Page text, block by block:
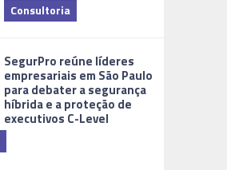
Consultoria
SegurPro reúne líderes
empresariais em São Paulo
para debater a segurança
híbrida e a proteção de
executivos C-Level